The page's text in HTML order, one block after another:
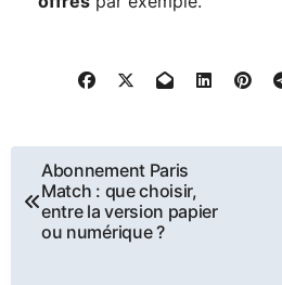
Navigation
de
Abonnement Paris
Match : que choisir,
entre la version papier
ou numérique ?